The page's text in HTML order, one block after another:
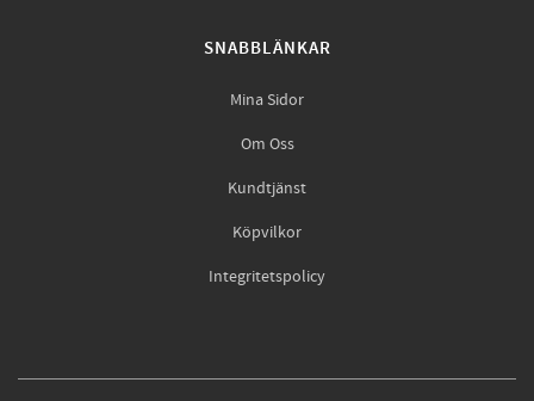
SNABBLÄNKAR
Mina Sidor
Om Oss
Kundtjänst
Köpvilkor
Integritetspolicy